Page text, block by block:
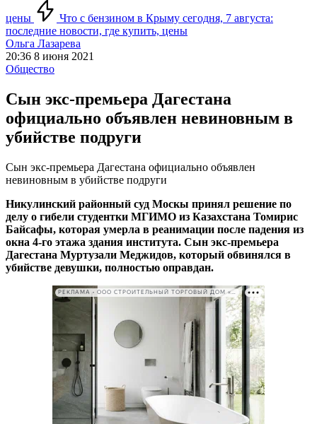
цены
Что с бензином в Крыму сегодня, 7 августа:
последние новости, где купить, цены
Ольга Лазарева
20:36 8 июня 2021
Общество
Сын экс-премьера Дагестана
официально объявлен невиновным в
убийстве подруги
Сын экс-премьера Дагестана официально объявлен
невиновным в убийстве подруги
Никулинский районный суд Москы принял решение по
делу о гибели студентки МГИМО из Казахстана Томирис
Байсафы, которая умерла в реанимации после падения из
окна 4-го этажа здания института. Сын экс-премьера
Дагестана Муртузали Меджидов, который обвинялся в
убийстве девушки, полностью оправдан.
РЕКЛАМА • ООО СТРОИТЕЛЬНЫЙ ТОРГОВЫЙ ДОМ «ПЕТРОВИЧ». ИНН: 7802348846